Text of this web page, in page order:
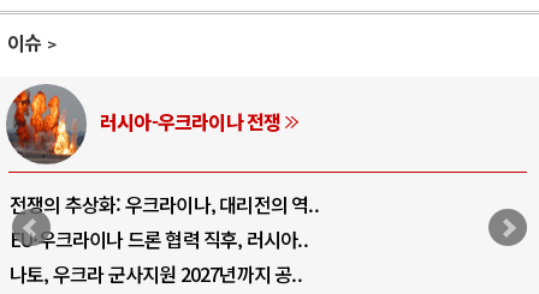
이슈
러시아-우크라이나 전쟁
전쟁의 추상화: 우크라이나, 대리전의 역..
EU·우크라이나 드론 협력 직후, 러시아..
나토, 우크라 군사지원 2027년까지 공..